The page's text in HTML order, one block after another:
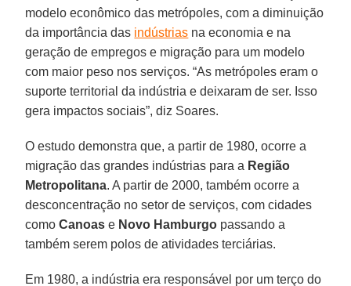
modelo econômico das metrópoles, com a diminuição
da importância das indústrias na economia e na
geração de empregos e migração para um modelo
com maior peso nos serviços. “As metrópoles eram o
suporte territorial da indústria e deixaram de ser. Isso
gera impactos sociais”, diz Soares.
O estudo demonstra que, a partir de 1980, ocorre a
migração das grandes indústrias para a Região
Metropolitana. A partir de 2000, também ocorre a
desconcentração no setor de serviços, com cidades
comoCanoas e Novo Hamburgo passando a
também serem polos de atividades terciárias.
Em 1980, a indústria era responsável por um terço do